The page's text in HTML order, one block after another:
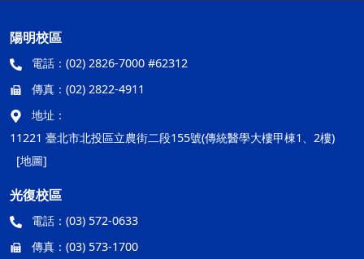
陽明校區
電話： (02) 2826-7000 #62312
傳真： (02) 2822-4911
地址：
11221 臺北市北投區立農街二段155號(傳統醫學大樓甲棟1、2樓)
[地圖]
光復校區
電話： (03) 572-0633
傳真： (03) 573-1700